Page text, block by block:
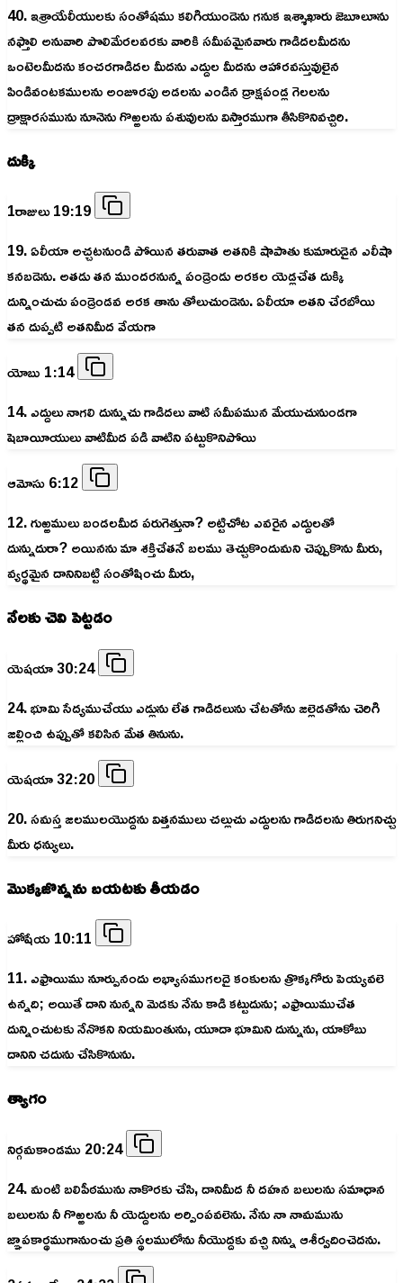
40. ఇశ్రాయేలీయులకు సంతోషము కలిగియుండెను గనుక ఇశ్శాఖారు జెబూలూను
నఫ్తాలి అనువారి పొలిమేరలవరకు వారికి సమీపమైనవారు గాడిదలమీదను
ఒంటెలమీదను కంచరగాడిదల మీదను ఎద్దుల మీదను ఆహారవస్తువులైన
పిండివంటకములను అంజూరపు అడలను ఎండిన ద్రాక్షపండ్ల గెలలను
ద్రాక్షారసమును నూనెను గొఱ్ఱలను పశువులను విస్తారముగా తీసికొనివచ్చిరి.
దుక్కి
1రాజులు 19:19
19. ఏలీయా అచ్చటనుండి పోయిన తరువాత అతనికి షాపాతు కుమారుడైన ఎలీషా
కనబడెను. అతడు తన ముందరనున్న పండ్రెండు అరకల యెడ్లచేత దుక్కి
దున్నించుచు పండ్రెండవ అరక తాను తోలుచుండెను. ఏలీయా అతని చేరబోయి
తన దుప్పటి అతనిమీద వేయగా
యోబు 1:14
14. ఎద్దులు నాగలి దున్నుచు గాడిదలు వాటి సమీపమున మేయుచునుండగా
షెబాయీయులు వాటిమీద పడి వాటిని పట్టుకొనిపోయి
ఆమోసు 6:12
12. గుఱ్ఱములు బండలమీద పరుగెత్తునా? అట్టిచోట ఎవరైన ఎద్దులతో
దున్నుదురా? అయినను మా శక్తిచేతనే బలము తెచ్చుకొందుమని చెప్పుకొను మీరు,
వ్యర్థమైన దానినిబట్టి సంతోషించు మీరు,
నేలకు చెవి పెట్టడం
యెషయా 30:24
24. భూమి సేద్యముచేయు ఎడ్లును లేత గాడిదలును చేటతోను జల్లెడతోను చెరిగి
జల్లించి ఉప్పుతో కలిసిన మేత తినును.
యెషయా 32:20
20. సమస్త జలములయొద్దను విత్తనములు చల్లుచు ఎద్దులను గాడిదలను తిరుగనిచ్చు
మీరు ధన్యులు.
మొక్కజొన్నను బయటకు తీయడం
హోషేయ 10:11
11. ఎఫ్రాయిము నూర్పునందు అభ్యాసముగలదై కంకులను త్రొక్కగోరు పెయ్యవలె
ఉన్నది; అయితే దాని నున్నని మెడకు నేను కాడి కట్టుదును; ఎఫ్రాయిముచేత
దున్నించుటకు నేనొకని నియమింతును, యూదా భూమిని దున్నును, యాకోబు
దానిని చదును చేసికొనును.
త్యాగం
నిర్గమకాండము 20:24
24. మంటి బలిపీఠమును నాకొరకు చేసి, దానిమీద నీ దహన బలులను సమాధాన
బలులను నీ గొఱ్ఱలను నీ యెద్దులను అర్పింపవలెను. నేను నా నామమును
జ్ఞాపకార్థముగానుంచు ప్రతి స్థలములోను నీయొద్దకు వచ్చి నిన్ను ఆశీర్వదించెదను.